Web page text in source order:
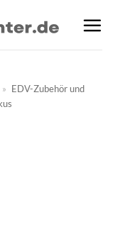
» EDV-Zubehör und